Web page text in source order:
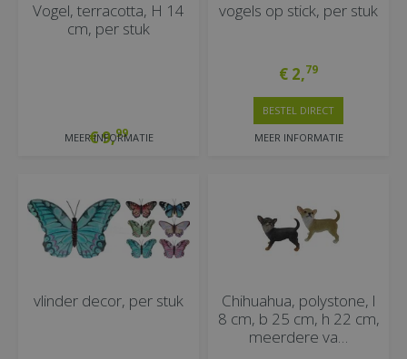
Vogel, terracotta, H 14
cm, per stuk
€9,99
MEER INFORMATIE
vogels op stick, per stuk
€ 2,79
MEER INFORMATIE
BESTEL DIRECT
vlinder decor, per stuk
Chihuahua, polystone, l
8 cm, b 25 cm, h 22 cm,
meerdere va…